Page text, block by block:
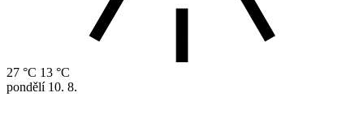
27 °C 13 °C
pondělí 10. 8.